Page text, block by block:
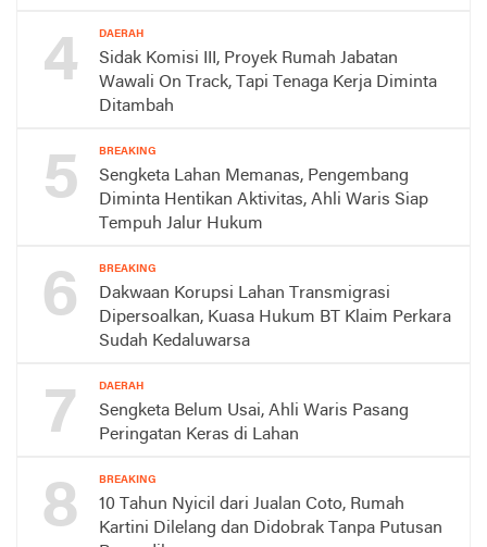
4 DAERAH
Sidak Komisi III, Proyek Rumah Jabatan
Wawali On Track, Tapi Tenaga Kerja Diminta
Ditambah
5 BREAKING
Sengketa Lahan Memanas, Pengembang
Diminta Hentikan Aktivitas, Ahli Waris Siap
Tempuh Jalur Hukum
6 BREAKING
Dakwaan Korupsi Lahan Transmigrasi
Dipersoalkan, Kuasa Hukum BT Klaim Perkara
Sudah Kedaluwarsa
7 DAERAH
Sengketa Belum Usai, Ahli Waris Pasang
Peringatan Keras di Lahan
8 BREAKING
10 Tahun Nyicil dari Jualan Coto, Rumah
Kartini Dilelang dan Didobrak Tanpa Putusan